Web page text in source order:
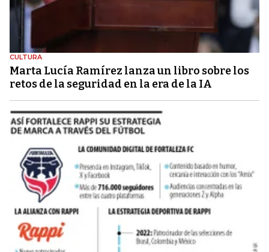
CULTURA
Marta Lucía Ramírez lanza un libro sobre los
retos de la seguridad en la era de la IA